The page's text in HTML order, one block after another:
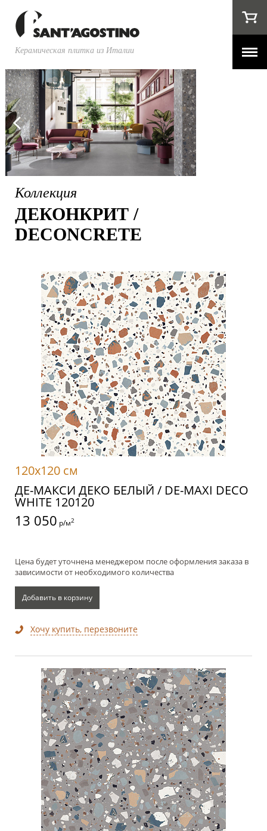
Керамическая плитка из Италии
Коллекция
ДЕКОНКРИТ /
DECONCRETE
120x120 см
ДЕ-МАКСИ ДЕКО БЕЛЫЙ / DE-MAXI DECO
WHITE 120120
13 050 р/м2
Цена будет уточнена менеджером после оформления заказа в
зависимости от необходимого количества
Добавить в корзину
Хочу купить, перезвоните